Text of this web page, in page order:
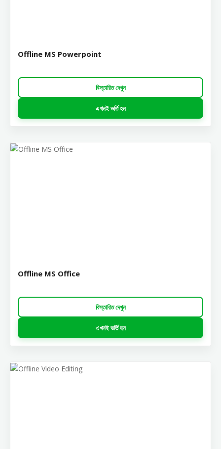
Offline MS Powerpoint
বিস্তারিত দেখুন
এখনই ভর্তি হন
Offline MS Office
বিস্তারিত দেখুন
এখনই ভর্তি হন